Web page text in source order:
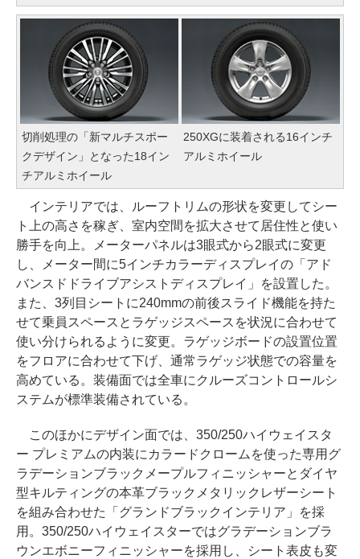
切削処理の「新マルチスポー
クデザイン」となった18イン
チアルミホイール
250XGに装着される16インチ
アルミホイール
インテリアでは、ルーフトリムの形状を変更してシー
ト上の高さを稼ぎ、室内空間を拡大させて居住性と使い
勝手を向上。メーターパネルは3眼式から2眼式に変更
し、メーター間に5インチカラーディスプレイの「アド
バンスドドライブアシストディスプレイ」を設置した。
また、3列目シートに240mmの前後スライド機能を持た
せて乗員スペースとラゲッジスペースを状況に合わせて
使い分けられるように変更。ラゲッジボードの設置位置
をフロアに合わせて下げ、通常ラゲッジ状態での容量を
高めている。装備面では全車にクルーズコントロールシ
ステムが標準装備されている。
このほかにデザイン面では、350/250ハイウェイスタ
ー プレミアムの内装にカラードクロームを使った専用グ
ラデーションブラックメープルフィニッシャーとダイヤ
型キルティングの本革ブラックメタリックレザーシート
を組み合わせた「グランドブラックインテリア」を採
用。350/250ハイウェイスターではグラデーションブラ
ウンエボニーフィニッシャーを採用し、シート表皮も変